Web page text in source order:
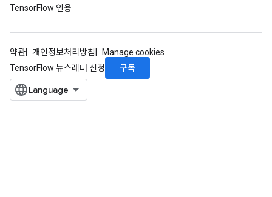
TensorFlow 인용
약관 개인정보처리방침
Manage cookies
TensorFlow 뉴스레터 신청
구독